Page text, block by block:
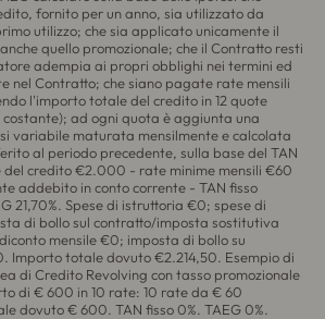
fornito per un anno, sia utilizzato da
utilizzo; che sia applicato unicamente il
quello promozionale; che il Contratto resti
adempia ai propri obblighi nei termini ed
nel Contratto; che siano pagate rate mensili
l'importo totale del credito in 12 quote
ad ogni quota è aggiunta una
variabile maturata mensilmente e calcolata
al periodo precedente, sulla base del TAN
del credito €2.000 - rate minime mensili €60
addebito in conto corrente - TAN fisso
21,70%. Spese di istruttoria €0; spese di
di bollo sul contratto/imposta sostitutiva
mensile €0; imposta di bollo su
Importo totale dovuto €2.214,50. Esempio di
di Credito Revolving con tasso promozionale
di € 600 in 10 rate: 10 rate da € 60
dovuto € 600. TAN fisso 0%. TAEG 0%.